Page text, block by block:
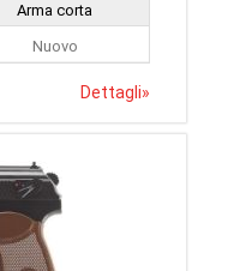
Arma corta
Nuovo
Dettagli»